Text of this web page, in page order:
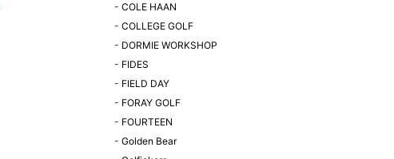
- COLE HAAN
- COLLEGE GOLF
- DORMIE WORKSHOP
- FIDES
- FIELD DAY
- FORAY GOLF
- FOURTEEN
- Golden Bear